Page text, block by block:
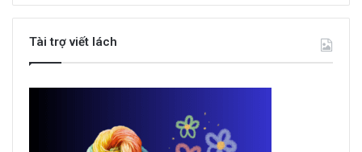
Tài trợ viết lách